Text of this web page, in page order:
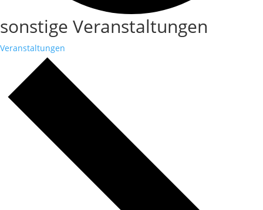
sonstige Veranstaltungen
Veranstaltungen